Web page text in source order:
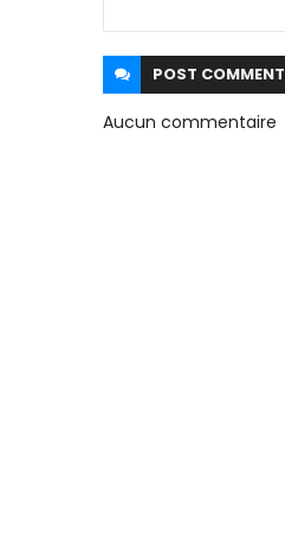
POST COMMENT
Aucun commentaire